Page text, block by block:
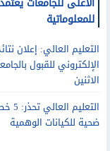
الأعلى للجامعات
للمعلوماتية
التعليم العالي: إعلان
الإلكتروني للقبول
الاثنين
ضحية للكيانات الوهمية